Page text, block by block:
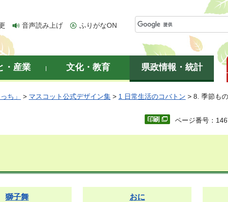
音声読み上げ ふりがなON
・産業 文化・教育 県政情報・統計
ち」 > マスコット公式デザイン集 > 1 日常生活のコバトン > 8. 季節もの
ページ番号：
獅子舞 おに